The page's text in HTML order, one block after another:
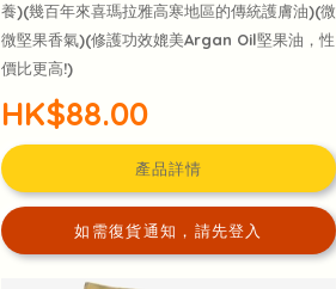
養)(幾百年來喜瑪拉雅高寒地區的傳統護膚油)(微
微堅果香氣)(修護功效媲美Argan Oil堅果油，性
價比更高!)
HK$88.00
產品詳情
如需復貨通知，請先登入